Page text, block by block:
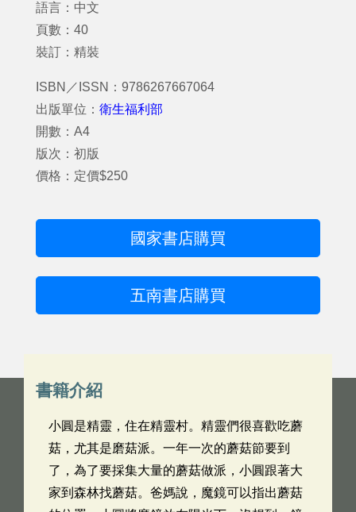
語言：中文
頁數：40
裝訂：精裝
ISBN／ISSN：9786267667064
出版單位： 衛生福利部
開數：A4
版次：初版
價格：定價$250
國家書店購買
五南書店購買
書籍介紹
小圓是精靈，住在精靈村。精靈們很喜歡吃蘑
菇，尤其是磨菇派。一年一次的蘑菇節要到
了，為了要採集大量的蘑菇做派，小圓跟著大
家到森林找蘑菇。爸媽說，魔鏡可以指出蘑菇